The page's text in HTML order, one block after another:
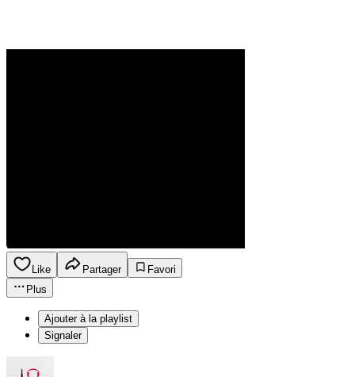
Like Partager
Favori
Plus
Ajouter à la playlist
Signaler